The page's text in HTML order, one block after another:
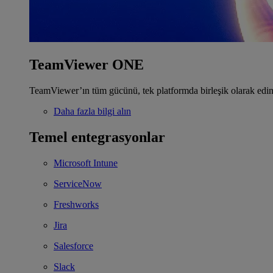
TeamViewer ONE
TeamViewer’ın tüm gücünü, tek platformda birleşik olarak
Daha fazla bilgi alın
Temel entegrasyonlar
Microsoft Intune
ServiceNow
Freshworks
Jira
Salesforce
Slack